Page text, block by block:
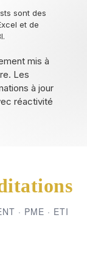
sont des
et de
mis à
Les
à jour
réactivité
· PME · ETI